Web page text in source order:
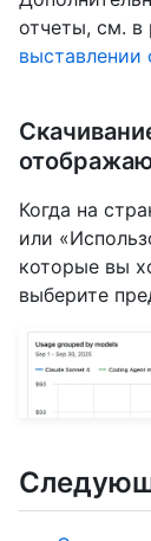
отчеты, см. в
выставлении
Когда на
или
которые вы
выберите